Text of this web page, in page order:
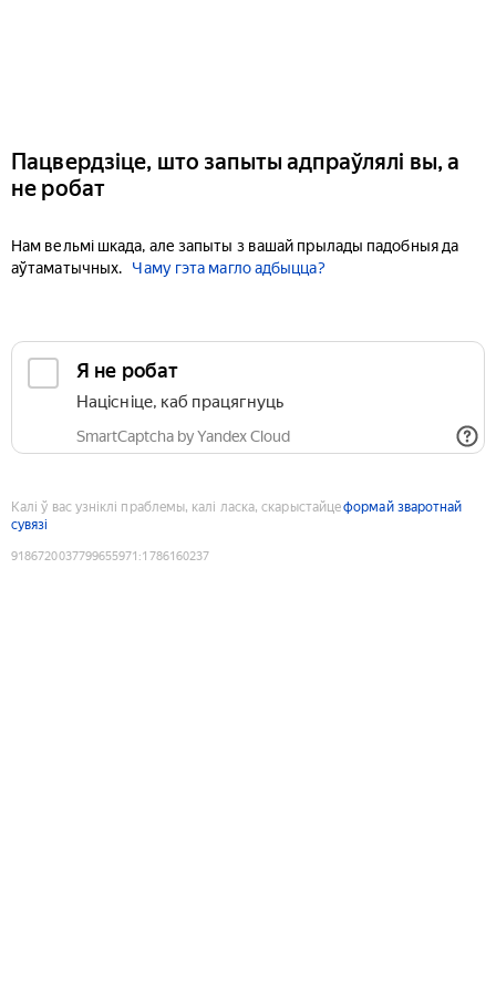
Пацвердзіце, што запыты адпраўлялі вы, а
не робат
Нам вельмі шкада, але запыты з вашай прылады падобныя да
аўтаматычных.
Чаму гэта магло адбыцца?
Я не робат
Націсніце, каб працягнуць
SmartCaptcha by Yandex Cloud
Калі ў вас узніклі праблемы, калі ласка, скарыстайцеформай зваротнай
сувязі
9186720037799655971 :1786160237